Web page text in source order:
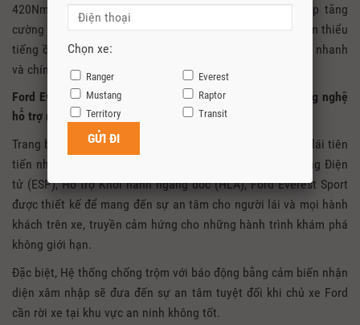
420Nm. Kết hợp với đó là hộp số tự động 10 cấp giúp tăng
cường khả năng tiết kiệm nhiên liệu, tăng tốc tốt hơn, giảm thiểu
tiếng ồn động cơ, đồng thời đưa đến khả năng chuyển số nhanh
và chính xác.
Ford Everest Sport được trag bị 7 túi khí cùng nhiều công nghệ
hỗ trợ người lái.
Trang bị 7 túi khí kết hợp với các công nghệ hỗ trợ người lái tiên
tiến như Hệ thống Chống bó cứng phanh (ABS), Cân bằng Điện
tử (ESP), Hỗ trợ Khởi hành ngang dốc (HLA), Ford Everest Sport
được thiết kế để mang đến sự an tâm cho người lái và mọi hành
khách trên xe, truyền cảm hứng cho những hành trình khám phá
không giới hạn.
Đặc biệt, Hệ thống chống trộm với báo động bằng cảm biến nhận
diện xâm nhập sẽ đưa đến sự an tâm tuyệt đối khi chủ xe Ford
cần rời xe tại khu vực an ninh không tốt.
Chọn xe:
Ranger
Everest
Mustang
Raptor
Territory
Transit